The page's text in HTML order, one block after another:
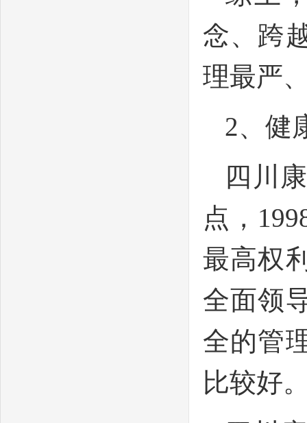
念、跨
理最严
2、健
四川
点，
最高权
全面领
全的管
比较好